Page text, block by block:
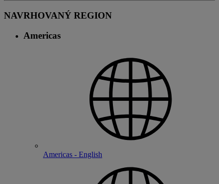
NAVRHOVANÝ REGION
Americas
Americas - English